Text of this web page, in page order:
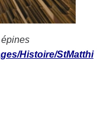
Histoire/StMatthi